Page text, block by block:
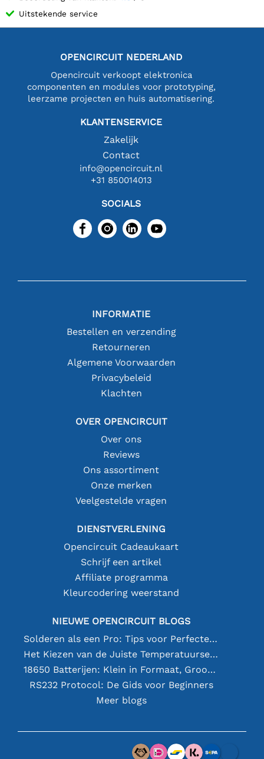
Uitstekende service
OPENCIRCUIT NEDERLAND
Opencircuit verkoopt elektronica
componenten en modules voor prototyping,
leerzame projecten en huis automatisering.
KLANTENSERVICE
Zakelijk
Contact
info@opencircuit.nl
+31 850014013
SOCIALS
INFORMATIE
Bestellen en verzending
Retourneren
Algemene Voorwaarden
Privacybeleid
Klachten
OVER OPENCIRCUIT
Over ons
Reviews
Ons assortiment
Onze merken
Veelgestelde vragen
DIENSTVERLENING
Opencircuit Cadeaukaart
Schrijf een artikel
Affiliate programma
Kleurcodering weerstand
NIEUWE OPENCIRCUIT BLOGS
Solderen als een Pro: Tips voor Perfecte Elektronische Verbindingen
Het Kiezen van de Juiste Temperatuursensor [youtube]
18650 Batterijen: Klein in Formaat, Groot in Prestatie
RS232 Protocol: De Gids voor Beginners
Meer blogs